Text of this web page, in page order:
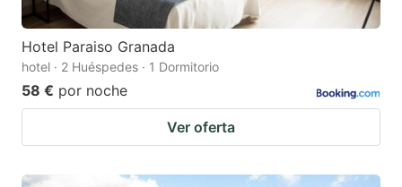
Hotel Paraiso Granada
hotel · 2 Huéspedes · 1 Dormitorio
58 € por noche
Ver oferta